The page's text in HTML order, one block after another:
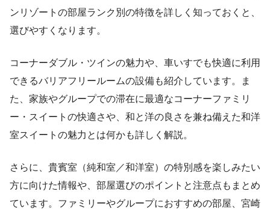
ンリゾートの部屋ランク別の特徴を詳しく知っておくと、
選びやすくなります。
コーナーダブル・ツインの魅力や、車いすでも快適に利用
できるバリアフリールームの設備も紹介しています。ま
た、家族やグループでの滞在に最適なコーナーファミリ
ー・スイートの快適さや、和と洋の良さを兼ね備えた和洋
室スイートの魅力とは何かも詳しく解説。
さらに、貴賓室（純和室／和洋室）の特別感を楽しみたい
方に向けた情報や、部屋選びのポイントと注意点もまとめ
ています。ファミリーやグループにおすすめの部屋、宮崎